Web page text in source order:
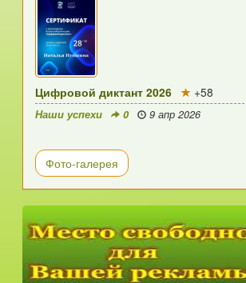
Цифровой диктант 2026 +58
Наши успехи 0 9 апр 2026
Фото-галерея